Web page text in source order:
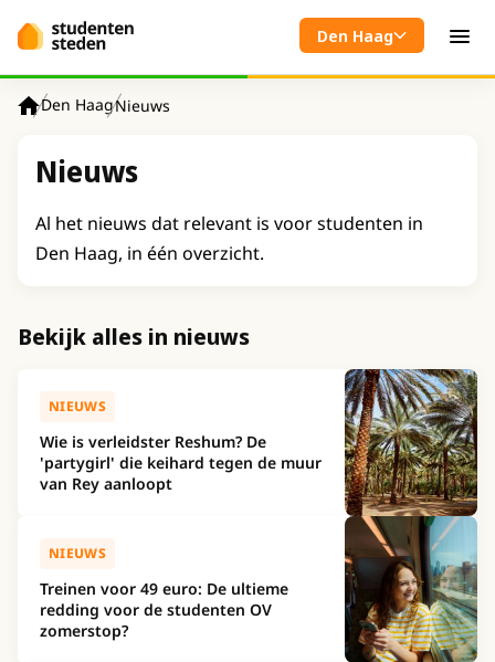
Den Haag
Den HaagNieuws
Nieuws
Al het nieuws dat relevant is voor studenten in
Den Haag, in één overzicht.
Bekijk alles in nieuws
NIEUWS
Wie is verleidster Reshum? De
'partygirl' die keihard tegen de muur
van Rey aanloopt
NIEUWS
Treinen voor 49 euro: De ultieme
redding voor de studenten OV
zomerstop?